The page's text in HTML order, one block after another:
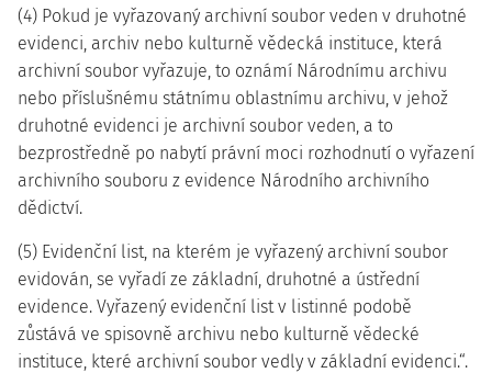
(4) Pokud je vyřazovaný archivní soubor veden v druhotné
evidenci, archiv nebo kulturně vědecká instituce, která
archivní soubor vyřazuje, to oznámí Národnímu archivu
nebo příslušnému státnímu oblastnímu archivu, v jehož
druhotné evidenci je archivní soubor veden, a to
bezprostředně po nabytí právní moci rozhodnutí o vyřazení
archivního souboru z evidence Národního archivního
dědictví.
(5) Evidenční list, na kterém je vyřazený archivní soubor
evidován, se vyřadí ze základní, druhotné a ústřední
evidence. Vyřazený evidenční list v listinné podobě
zůstává ve spisovně archivu nebo kulturně vědecké
instituce, které archivní soubor vedly v základní evidenci.“.